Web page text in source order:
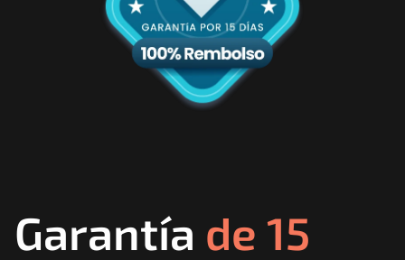
Garantía de 15